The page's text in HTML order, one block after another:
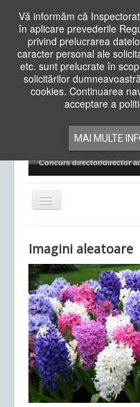
Vă informăm că
în aplicare prevederile
privind prelucrarea
caracter personal ale
etc. sunt prelucrate în
solicitărilor
cookies. Continuarea
acceptare a
MAI MULTE
Cauta
in
siteAcasa Cadre
Examene Naționale
Concurs director/director
Comută
navigarea
Ultimele articole: Vi,
Imagini aleatoare